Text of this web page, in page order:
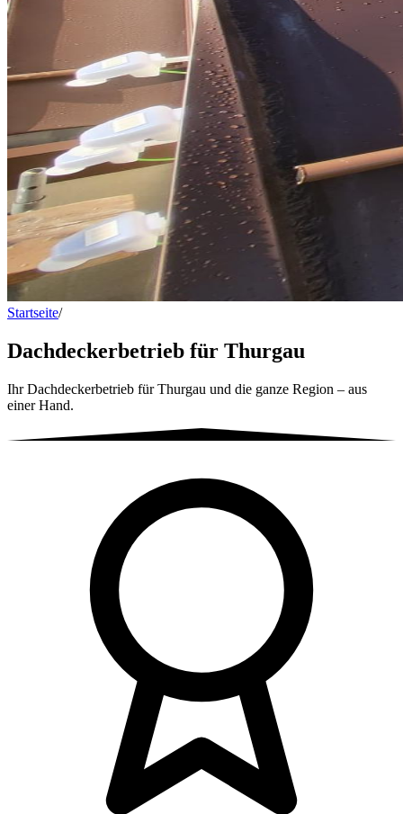
Startseite/Dachdeckerbetrieb für Thurgau
Dachdeckerbetrieb für Thurgau
Ihr Dachdeckerbetrieb für Thurgau und die ganze Region – aus
einer Hand.